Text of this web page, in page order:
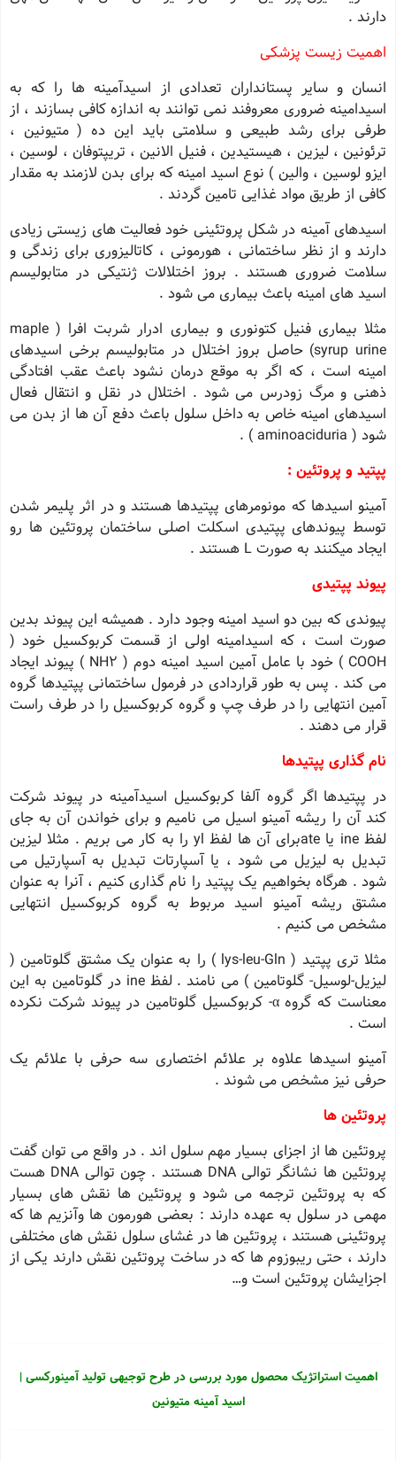
دارند .
اهمیت زیست پزشکی
انسان و سایر پستانداران تعدادی از اسیدآمینه ها را که به
اسیدامینه ضروری معروفند نمی توانند به اندازه کافی بسازند ، از
طرفی برای رشد طبیعی و سلامتی باید این ده ( متیونین ،
ترئونین ، لیزین ، هیستیدین ، فنیل الانین ، تریپتوفان ، لوسین ،
ایزو لوسین ، والین ) نوع اسید امینه که برای بدن لازمند به مقدار
کافی از طریق مواد غذایی تامین گردند .
اسیدهای آمینه در شکل پروتئینی خود فعالیت های زیستی زیادی
دارند و از نظر ساختمانی ، هورمونی ، کاتالیزوری برای زندگی و
سلامت ضروری هستند . بروز اختلالات ژنتیکی در متابولیسم
اسید های امینه باعث بیماری می شود .
مثلا بیماری فنیل کتونوری و بیماری ادرار شربت افرا ( maple
syrup urine) حاصل بروز اختلال در متابولیسم برخی اسیدهای
امینه است ، که اگر به موقع درمان نشود باعث عقب افتادگی
ذهنی و مرگ زودرس می شود . اختلال در نقل و انتقال فعال
اسیدهای امینه خاص به داخل سلول باعث دفع آن ها از بدن می
شود ( aminoaciduria ) .
پپتید و پروتئین :
آمینو اسیدها که مونومرهای پپتیدها هستند و در اثر پلیمر شدن
توسط پیوندهای پپتیدی اسکلت اصلی ساختمان پروتئین ها رو
ایجاد میکنند به صورت L هستند .
پیوند پپتیدی
پیوندی که بین دو اسید امینه وجود دارد . همیشه این پیوند بدین
صورت است ، که اسیدامینه اولی از قسمت کربوکسیل خود (
COOH ) خود با عامل آمین اسید امینه دوم ( NH2 ) پیوند ایجاد
می کند . پس به طور قراردادی در فرمول ساختمانی پپتیدها گروه
آمین انتهایی را در طرف چپ و گروه کربوکسیل را در طرف راست
قرار می دهند .
نام گذاری پپتیدها
در پپتیدها اگر گروه آلفا کربوکسیل اسیدآمینه در پیوند شرکت
کند آن را ریشه آمینو اسیل می نامیم و برای خواندن آن به جای
لفظ ine یا ateبرای آن ها لفظ yl را به کار می بریم . مثلا لیزین
تبدیل به لیزیل می شود ، یا آسپارتات تبدیل به آسپارتیل می
شود . هرگاه بخواهیم یک پپتید را نام گذاری کنیم ، آنرا به عنوان
مشتق ریشه آمینو اسید مربوط به گروه کربوکسیل انتهایی
مشخص می کنیم .
مثلا تری پپتید ( lys-leu-Gln ) را به عنوان یک مشتق گلوتامین (
لیزیل-لوسیل- گلوتامین ) می نامند . لفظ ine در گلوتامین به این
معناست که گروه α- کربوکسیل گلوتامین در پیوند شرکت نکرده
است .
آمینو اسیدها علاوه بر علائم اختصاری سه حرفی با علائم یک
حرفی نیز مشخص می شوند .
پروتئین ها
پروتئین ها از اجزای بسیار مهم سلول اند . در واقع می توان گفت
پروتئین ها نشانگر توالی DNA هستند . چون توالی DNA هست
که به پروتئین ترجمه می شود و پروتئین ها نقش های بسیار
مهمی در سلول به عهده دارند : بعضی هورمون ها وآنزیم ها که
پروتئینی هستند ، پروتئین ها در غشای سلول نقش های مختلفی
دارند ، حتی ریبوزوم ها که در ساخت پروتئین نقش دارند یکی از
اجزایشان پروتئین است و…
اهمیت استراتژیک محصول مورد بررسی در طرح توجیهی تولید آمینورکسی |
اسید آمینه متیونین